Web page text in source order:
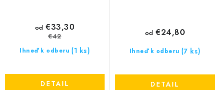
Ihneď k odberu (1 ks)
od €33,30
€42
DETAIL
Ihneď k odberu (7 ks)
od €24,80
DETAIL